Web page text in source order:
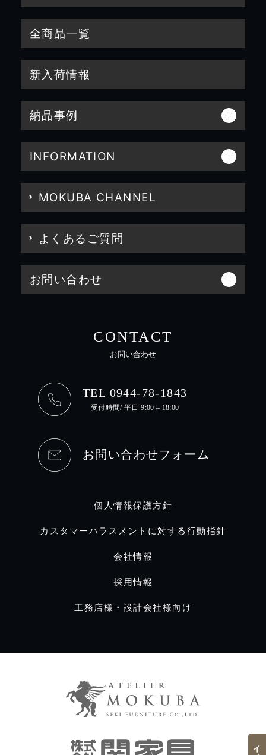
全商品一覧
新入荷情報
納品事例
INFORMATION
MOKUBA CHANNEL
よくあるご質問
お問い合わせ
CONTACT
お問い合わせ
TEL 0944-78-1843
受付時間/ 平日 9:00 – 18:00
お問い合わせフォーム
個人情報保護方針
カスタマーハラスメントに対する行動指針
会社情報
採用情報
工務店様・設計会社様向け